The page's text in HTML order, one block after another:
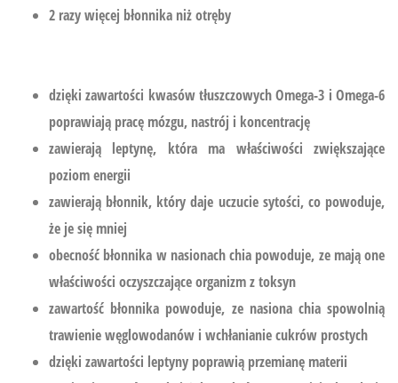
2 razy więcej błonnika niż otręby
dzięki zawartości kwasów tłuszczowych Omega-3 i Omega-6
poprawiają pracę mózgu, nastrój i koncentrację
zawierają leptynę, która ma właściwości zwiększające
poziom energii
zawierają błonnik, który daje uczucie sytości, co powoduje,
że je się mniej
obecność błonnika w nasionach chia powoduje, ze mają one
właściwości oczyszczające organizm z toksyn
zawartość błonnika powoduje, ze nasiona chia spowolnią
trawienie węglowodanów i wchłanianie cukrów prostych
dzięki zawartości leptyny poprawią przemianę materii